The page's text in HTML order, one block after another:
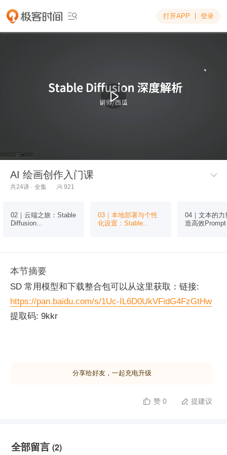
 打开APP 登录
AI 绘画创作入门课 
共24讲 · 全集  921
02｜云端之旅：Stable
Diffusion...
03｜本地部署与个性
化设置：Stable...
04｜文本的力
造高效Prompt
本节摘要
SD 常用模型和下载整合包可以从这里获取：链接:
https://pan.baidu.com/s/1Uc-IL6D0UkVFidG4FzGtHw
提取码: 9kkr
分享给好友，一起充电升级
 赞 0  提建议
全部留言 (2)